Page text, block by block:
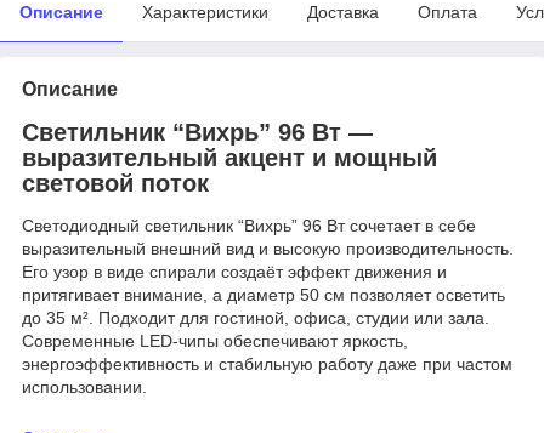
Описание Характеристики Доставка Оплата
Описание
Светильник “Вихрь” 96 Вт —
выразительный акцент и мощный
световой поток
Светодиодный светильник “Вихрь” 96 Вт сочетает в себе
выразительный внешний вид и высокую производительность.
Его узор в виде спирали создаёт эффект движения и
притягивает внимание, а диаметр 50 см позволяет осветить
до 35 м². Подходит для гостиной, офиса, студии или зала.
Современные LED-чипы обеспечивают яркость,
энергоэффективность и стабильную работу даже при частом
использовании.